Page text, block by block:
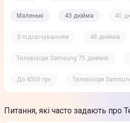
Маленькі 43 дюйма 40
З підсвічуванням 48 дюймів
Телевізори Samsung 75 дюймів
До 4000 грн Телевізори
Питання, які часто задають про